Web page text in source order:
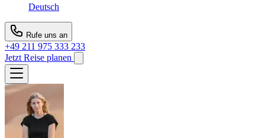
Deutsch
Rufe uns an
+49 211 975 333 233
Jetzt Reise planen